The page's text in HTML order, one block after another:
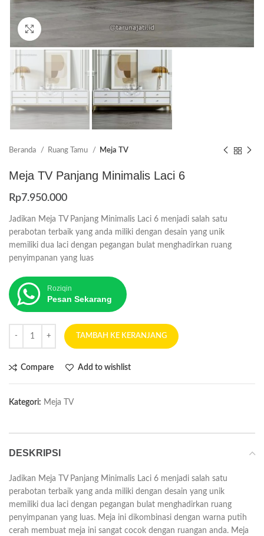
Beranda Ruang Tamu Meja TV
Meja TV Panjang Minimalis Laci 6
Rp7.950.000
Jadikan Meja TV Panjang Minimalis Laci 6 menjadi salah satu
perabotan terbaik yang anda miliki dengan desain yang unik
memiliki dua laci dengan pegangan bulat menghadirkan ruang
penyimpanan yang luas
Roziqin
Pesan Sekarang
TAMBAH KE KERANJANG
Compare Add to wishlist
Kategori: Meja TV
DESKRIPSI
Jadikan Meja TV Panjang Minimalis Laci 6 menjadi salah satu
perabotan terbaik yang anda miliki dengan desain yang unik
memiliki dua laci dengan pegangan bulat menghadirkan ruang
penyimpanan yang luas. Meja ini dikombinasi dengan warna putih
cerah membuat meja ini sangat cocok dengan ruangan anda. Meja